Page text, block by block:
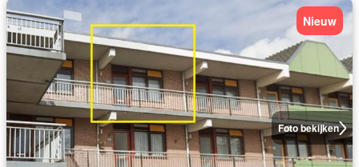
Foto bekijken
Nieuw